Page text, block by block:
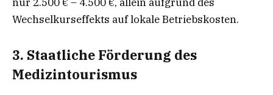
Wechselkurseffekts auf lokale Betriebskosten.
3. Staatliche Förderung des
Medizintourismus